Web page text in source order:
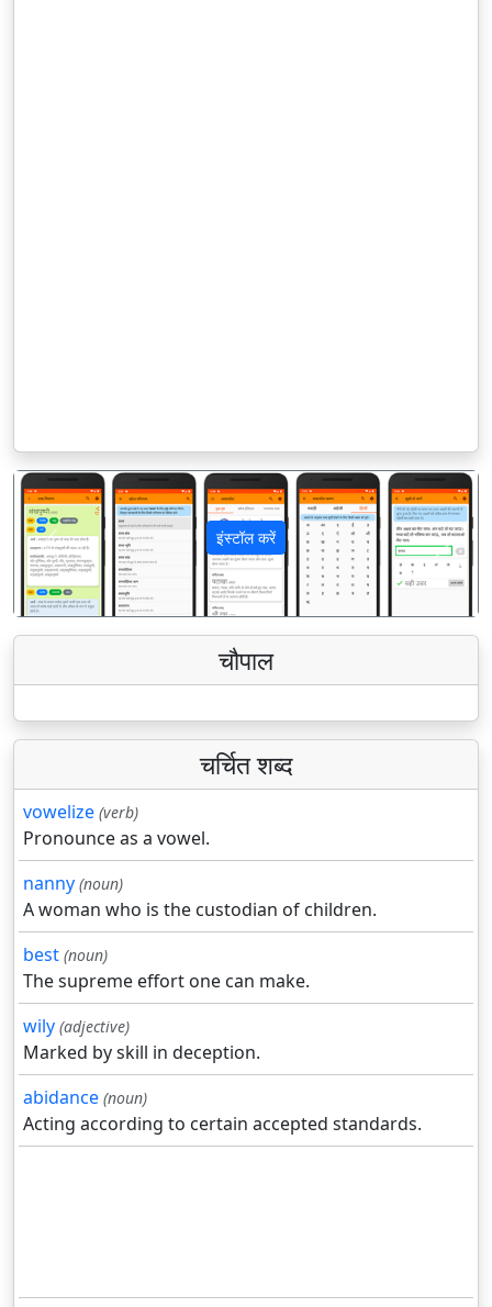
इंस्टॉल करें
पिछला अगला
चौपाल
चर्चित शब्द
vowelize (verb)
Pronounce as a vowel.
nanny (noun)
A woman who is the custodian of children.
best (noun)
The supreme effort one can make.
wily (adjective)
Marked by skill in deception.
abidance (noun)
Acting according to certain accepted standards.